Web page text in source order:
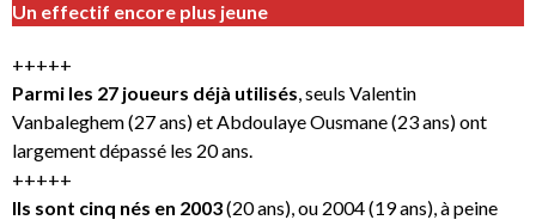
Un effectif encore plus jeune
+++++
Parmi les 27 joueurs déjà utilisés, seuls Valentin
Vanbaleghem (27 ans) et Abdoulaye Ousmane (23 ans) ont
largement dépassé les 20 ans.
+++++
Ils sont cinq nés en 2003(20 ans), ou 2004 (19 ans), à peine